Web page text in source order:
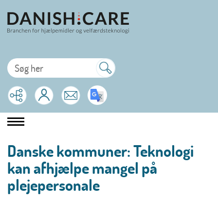
Danske kommuner: Teknologi
kan afhjælpe mangel på
plejepersonale